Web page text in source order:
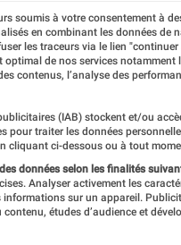
soumis à votre consentement à
en combinant les données de
les traceurs via le lien "continuer
de nos services notamment
contenus, l’analyse des
(IAB) stockent et/ou
pour traiter les données
cliquant ci-dessous ou à tout
données selon les finalités
Analyser activement les
informations sur un appareil.
études d’audience et